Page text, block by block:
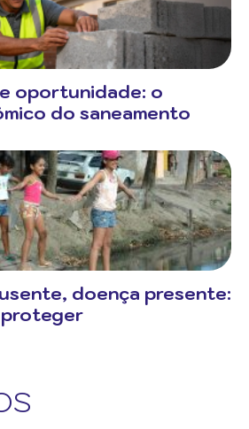
oportunidade: o
do saneamento
doença presente:
proteger